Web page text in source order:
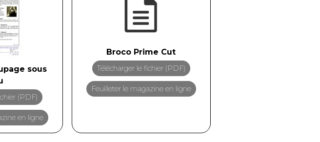
sous
(PDF)
en ligne
Broco Prime Cut
Télécharger le fichier (PDF)
Feuilleter le magazine en ligne